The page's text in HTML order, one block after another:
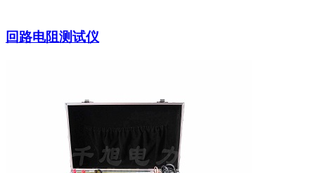
回路电阻测试仪